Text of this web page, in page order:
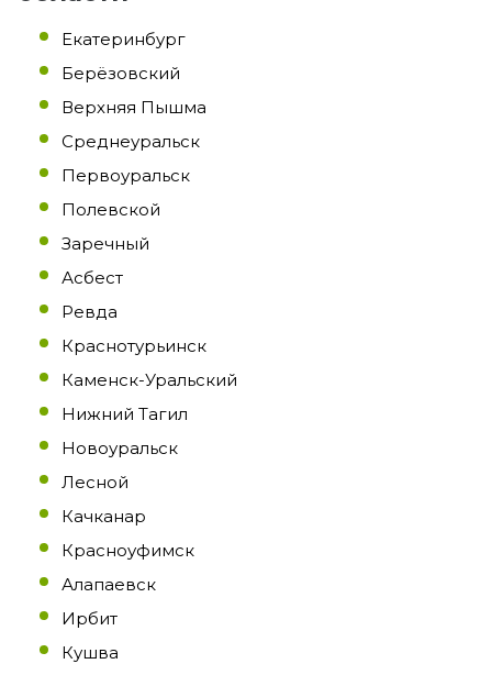
Екатеринбург
Берёзовский
Верхняя Пышма
Среднеуральск
Первоуральск
Полевской
Заречный
Асбест
Ревда
Краснотурьинск
Каменск-Уральский
Нижний Тагил
Новоуральск
Лесной
Качканар
Красноуфимск
Алапаевск
Ирбит
Кушва